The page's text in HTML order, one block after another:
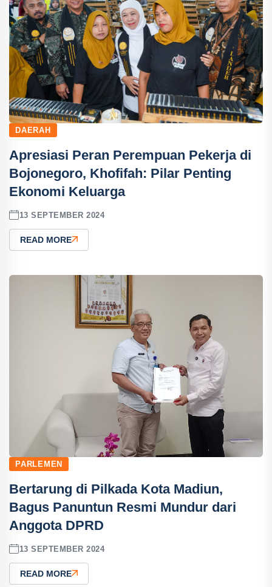
DAERAH
Apresiasi Peran Perempuan Pekerja di
Bojonegoro, Khofifah: Pilar Penting
Ekonomi Keluarga
13 SEPTEMBER 2024
READ MORE
PARLEMEN
Bertarung di Pilkada Kota Madiun,
Bagus Panuntun Resmi Mundur dari
Anggota DPRD
13 SEPTEMBER 2024
READ MORE